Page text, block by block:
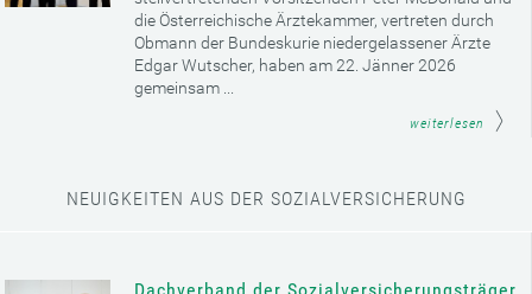
die Österreichische Ärztekammer, vertreten durch
Obmann der Bundeskurie niedergelassener Ärzte
Edgar Wutscher, haben am 22. Jänner 2026
gemeinsam ...
weiterlesen
NEUIGKEITEN AUS DER SOZIALVERSICHERUNG